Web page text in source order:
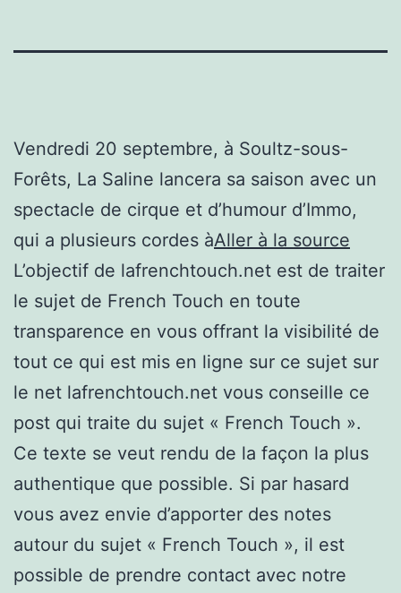
Vendredi 20 septembre, à Soultz-sous-
Forêts, La Saline lancera sa saison avec un
spectacle de cirque et d’humour d’Immo,
qui a plusieurs cordes àAller à la source
L’objectif de lafrenchtouch.net est de traiter
le sujet de French Touch en toute
transparence en vous offrant la visibilité de
tout ce qui est mis en ligne sur ce sujet sur
le net lafrenchtouch.net vous conseille ce
post qui traite du sujet « French Touch ».
Ce texte se veut rendu de la façon la plus
authentique que possible. Si par hasard
vous avez envie d’apporter des notes
autour du sujet « French Touch », il est
possible de prendre contact avec notre